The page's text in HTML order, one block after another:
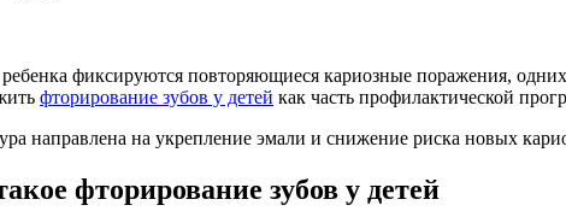
фиксируются повторяющиеся кариозные поражения,
фторирование зубов у детей как часть профилактической
направлена на укрепление эмали и снижение риска новых
фторирование зубов у детей